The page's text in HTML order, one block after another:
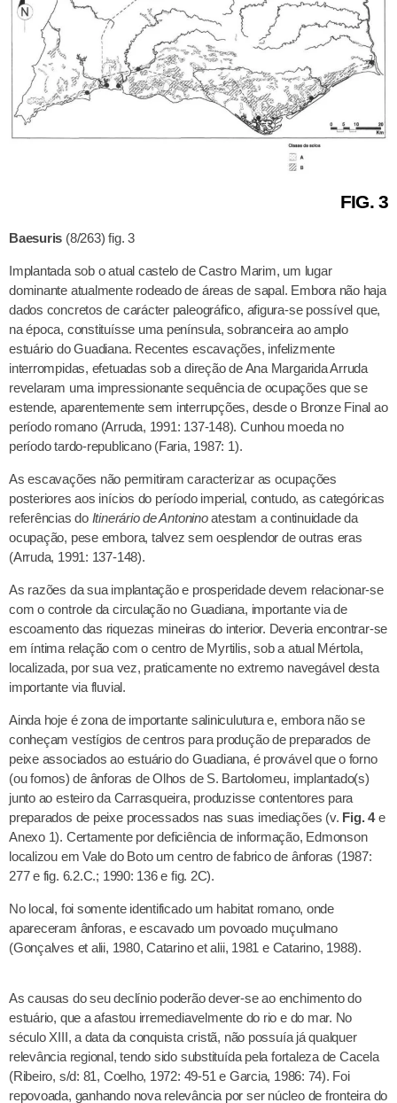
FIG. 3
Baesuris (8/263) fig. 3
Implantada sob o atual castelo de Castro Marim, um lugar
dominante atualmente rodeado de áreas de sapal. Embora não haja
dados concretos de carácter paleográfico, afigura-se possível que,
na época, constituísse uma península, sobranceira ao amplo
estuário do Guadiana. Recentes escavações, infelizmente
interrompidas, efetuadas sob a direção de Ana Margarida Arruda
revelaram uma impressionante sequência de ocupações que se
estende, aparentemente sem interrupções, desde o Bronze Final ao
período romano (Arruda, 1991: 137-148). Cunhou moeda no
período tardo-republicano (Faria, 1987: 1).
As escavações não permitiram caracterizar as ocupações
posteriores aos inícios do período imperial, contudo, as categóricas
referências do Itinerário de Antoninoatestam a continuidade da
ocupação, pese embora, talvez sem oesplendor de outras eras
(Arruda, 1991: 137-148).
As razões da sua implantação e prosperidade devem relacionar-se
com o controle da circulação no Guadiana, importante via de
escoamento das riquezas mineiras do interior. Deveria encontrar-se
em íntima relação com o centro de Myrtilis, sob a atual Mértola,
localizada, por sua vez, praticamente no extremo navegável desta
importante via fluvial.
Ainda hoje é zona de importante saliniculutura e, embora não se
conheçam vestígios de centros para produção de preparados de
peixe associados ao estuário do Guadiana, é provável que o forno
(ou fornos) de ânforas de Olhos de S. Bartolomeu, implantado(s)
junto ao esteiro da Carrasqueira, produzisse contentores para
preparados de peixe processados nas suas imediações (v. Fig. 4e
Anexo 1). Certamente por deficiência de informação, Edmonson
localizou em Vale do Boto um centro de fabrico de ânforas (1987:
277 e fig. 6.2.C.; 1990: 136 e fig. 2C).
No local, foi somente identificado um habitat romano, onde
apareceram ânforas, e escavado um povoado muçulmano
(Gonçalves et alii, 1980, Catarino et alii, 1981 e Catarino, 1988).
As causas do seu declínio poderão dever-se ao enchimento do
estuário, que a afastou irremediavelmente do rio e do mar. No
século XIII, a data da conquista cristã, não possuía já qualquer
relevância regional, tendo sido substituída pela fortaleza de Cacela
(Ribeiro, s/d: 81, Coelho, 1972: 49-51 e Garcia, 1986: 74). Foi
repovoada, ganhando nova relevância por ser núcleo de fronteira do